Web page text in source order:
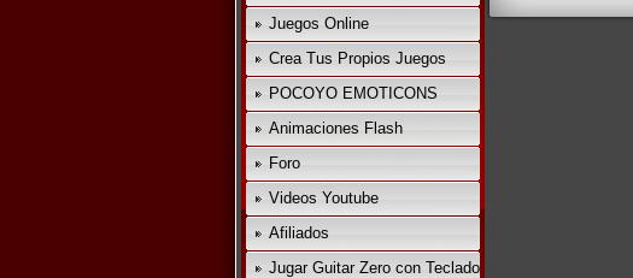
Juegos Online
Crea Tus Propios Juegos
POCOYO EMOTICONS
Animaciones Flash
Foro
Videos Youtube
Afiliados
Jugar Guitar Zero con Teclado